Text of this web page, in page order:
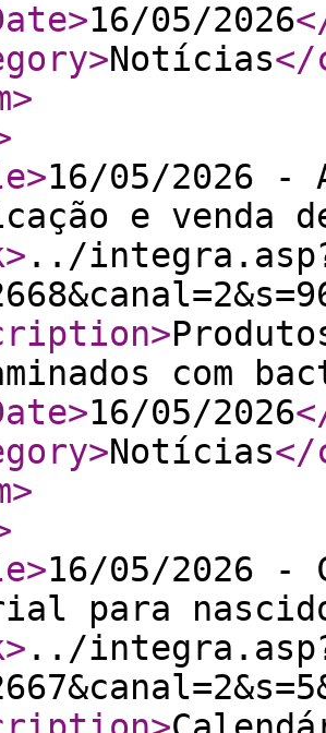
>16/05/2026
>Notícias</
>
>16/05/2026 -
e venda
> ../
>
com
>16/05/2026
>Notícias</
>
>16/05/2026 -
para
> ../